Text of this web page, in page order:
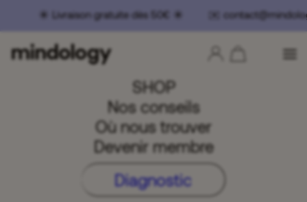
Livraison gratuite dès 50€ ☀️ ✉️
SHOP
Nos conseils
Où nous trouver
Devenir membre
Diagnostic